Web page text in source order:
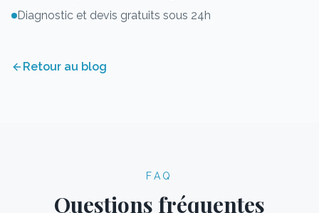
Diagnostic et devis gratuits sous 24h
Retour au blog
FAQ
Questions fréquentes